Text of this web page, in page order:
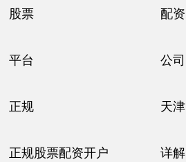
股票 配资
平台 公司
正规 天津
正规股票配资开户 详解